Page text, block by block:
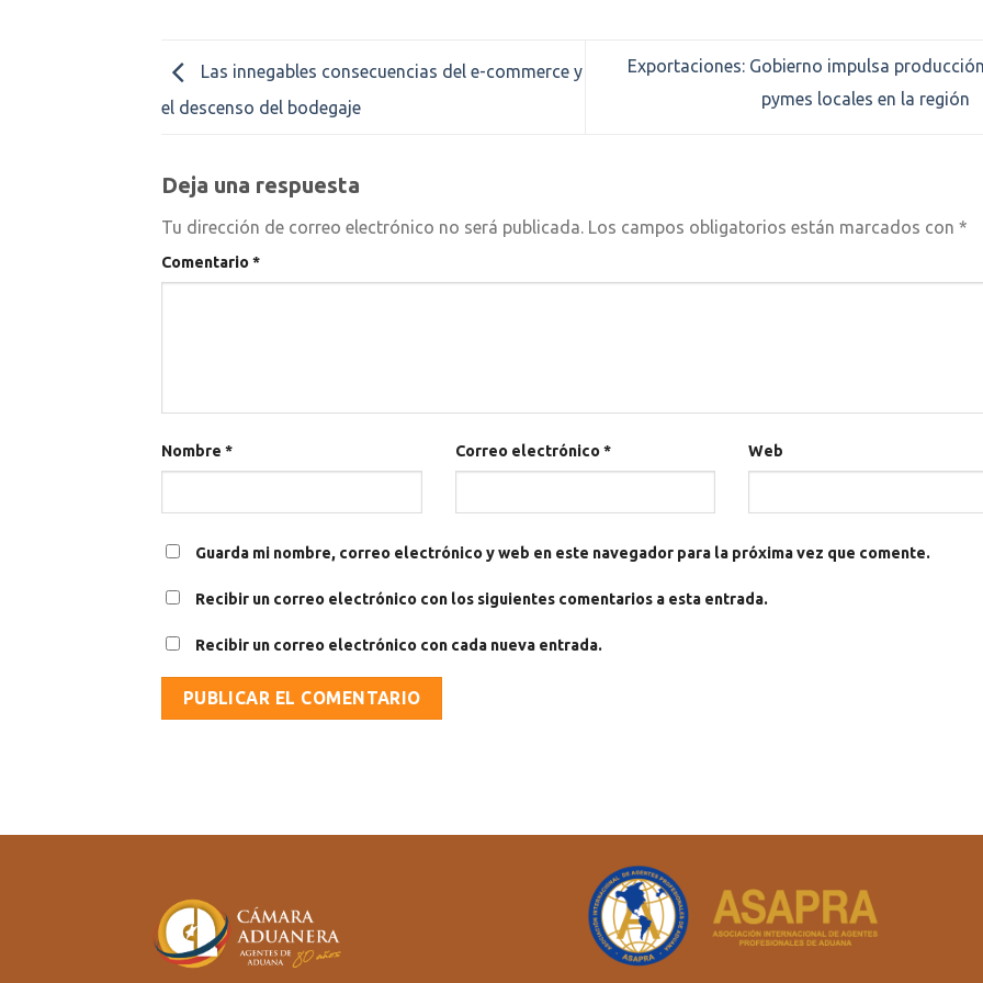
Las innegables consecuencias del e-commerce y
el descenso del bodegaje
Exportaciones: Gobierno impulsa
pymes locales en la región
Deja una respuesta
Tu dirección de correo electrónico no será publicada. Los campos obligatorios están marcados con *
Comentario*
Nombre * Correo electrónico* Web
Guarda mi nombre, correo electrónico y web en este navegador para la próxima vez que comente.
Recibir un correo electrónico con los siguientes comentarios a esta entrada.
Recibir un correo electrónico con cada nueva entrada.